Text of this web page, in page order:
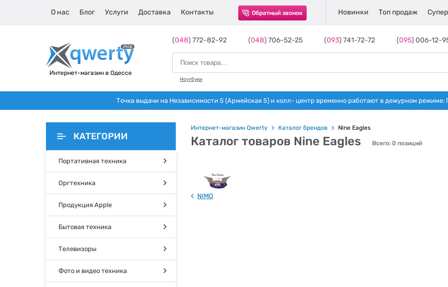
О нас Блог Услуги Доставка Контакты Обратный звонок Новинки Топ продаж
Интернет-магазин в Одессе
(048) 772-82-92 (048) 706-52-25 (093) 741-72-72 (095) 006-12-
Ноутбуки
Точка выдачи на Независимости 5 (Армейская 5) и колл- центр временно работают в дежурном режиме:
КАТЕГОРИИ
Портативная техника
Оргтехника
Продукция Apple
Бытовая техника
Телевизоры
Фото и видео техника
Интернет-магазин Qwerty Каталог брендов Nine Eagles
Каталог товаров Nine Eagles Всего: 0 позиций
NIMO